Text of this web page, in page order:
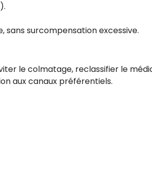
sans surcompensation excessive.
le colmatage, reclassifier le
aux canaux préférentiels.